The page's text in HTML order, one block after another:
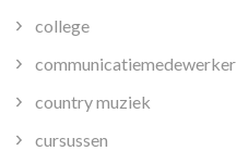
college
communicatiemedewerker
country muziek
cursussen